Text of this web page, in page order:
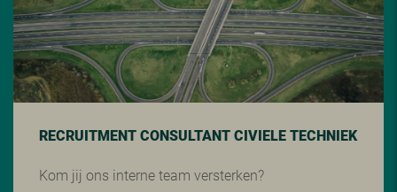
RECRUITMENT CONSULTANT CIVIELE TECHNIEK
Kom jij ons interne team versterken?